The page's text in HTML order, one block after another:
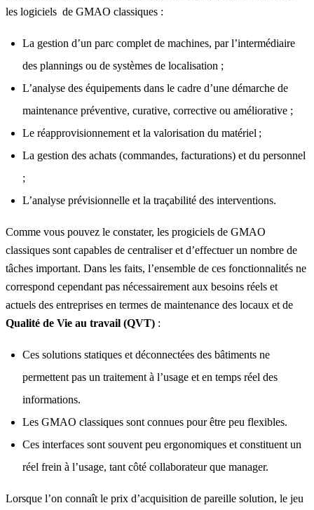
les logiciels de GMAO classiques :
La gestion d’un parc complet de machines, par l’intermédiaire
des plannings ou de systèmes de localisation ;
L’analyse des équipements dans le cadre d’une démarche de
maintenance préventive, curative, corrective ou améliorative ;
Le réapprovisionnement et la valorisation du matériel ;
La gestion des achats (commandes, facturations) et du personnel
;
L’analyse prévisionnelle et la traçabilité des interventions.
Comme vous pouvez le constater, les progiciels de GMAO
classiques sont capables de centraliser et d’effectuer un nombre de
tâches important. Dans les faits, l’ensemble de ces fonctionnalités ne
correspond cependant pas nécessairement aux besoins réels et
actuels des entreprises en termes de maintenance des locaux et de
Qualité de Vie au travail (QVT) :
Ces solutions statiques et déconnectées des bâtiments ne
permettent pas un traitement à l’usage et en temps réel des
informations.
Les GMAO classiques sont connues pour être peu flexibles.
Ces interfaces sont souvent peu ergonomiques et constituent un
réel frein à l’usage, tant côté collaborateur que manager.
Lorsque l’on connaît le prix d’acquisition de pareille solution, le jeu